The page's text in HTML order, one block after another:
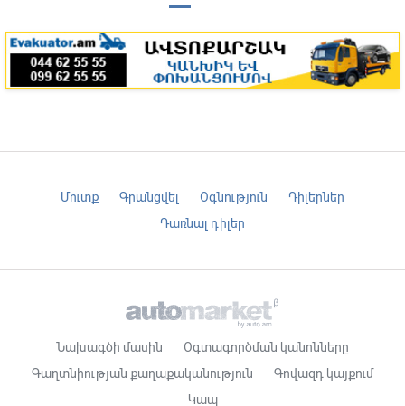
Մուտք Գրանցվել Օգնություն
Դիլերներ
Դառնալ դիլեր
Նախագծի մասին
Օգտագործման կանոնները
Գաղտնիության քաղաքականություն
Գովազդ կայքում
Կապ